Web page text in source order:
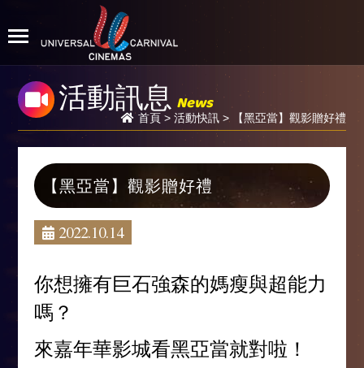
活動訊息 News
首頁> 活動快訊> 【黑亞當】觀影贈好禮
【黑亞當】觀影贈好禮
2022.10.14
你想擁有巨石強森的媽瘦與超能力
嗎？
來嘉年華影城看黑亞當就對啦！